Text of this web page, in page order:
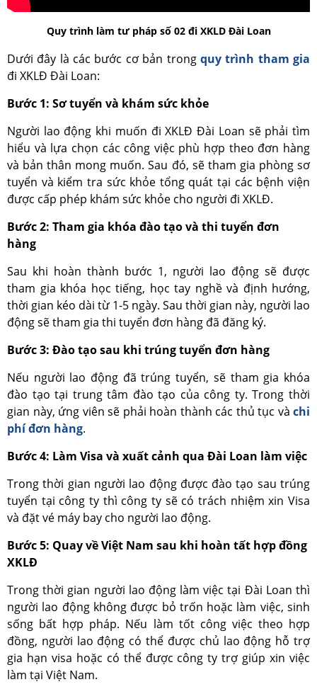
Quy trình làm tư pháp số 02 đi XKLD Đài Loan
Dưới đây là các bước cơ bản trong quy trình tham gia
đi XKLĐ Đài Loan:
Bước 1: Sơ tuyển và khám sức khỏe
Người lao động khi muốn đi XKLĐ Đài Loan sẽ phải tìm
hiểu và lựa chọn các công việc phù hợp theo đơn hàng
và bản thân mong muốn. Sau đó, sẽ tham gia phòng sơ
tuyển và kiểm tra sức khỏe tổng quát tại các bệnh viện
được cấp phép khám sức khỏe cho người đi XKLĐ.
Bước 2: Tham gia khóa đào tạo và thi tuyển đơn
hàng
Sau khi hoàn thành bước 1, người lao động sẽ được
tham gia khóa học tiếng, học tay nghề và định hướng,
thời gian kéo dài từ 1-5 ngày. Sau thời gian này, người lao
động sẽ tham gia thi tuyển đơn hàng đã đăng ký.
Bước 3: Đào tạo sau khi trúng tuyển đơn hàng
Nếu người lao động đã trúng tuyển, sẽ tham gia khóa
đào tạo tại trung tâm đào tạo của công ty. Trong thời
gian này, ứng viên sẽ phải hoàn thành các thủ tục và chi
phí đơn hàng.
Bước 4: Làm Visa và xuất cảnh qua Đài Loan làm việc
Trong thời gian người lao động được đào tạo sau trúng
tuyển tại công ty thì công ty sẽ có trách nhiệm xin Visa
và đặt vé máy bay cho người lao động.
Bước 5: Quay về Việt Nam sau khi hoàn tất hợp đồng
XKLĐ
Trong thời gian người lao động làm việc tại Đài Loan thì
người lao động không được bỏ trốn hoặc làm việc, sinh
sống bất hợp pháp. Nếu làm tốt công việc theo hợp
đồng, người lao động có thể được chủ lao động hỗ trợ
gia hạn visa hoặc có thể được công ty trợ giúp xin việc
làm tại Việt Nam.